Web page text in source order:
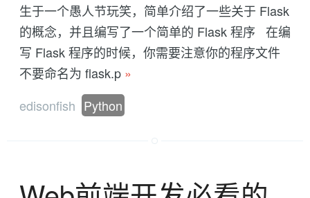
生于一个愚人节玩笑，简单介绍了一些关于 Flask
的概念，并且编写了一个简单的 Flask 程序 在编
写 Flask 程序的时候，你需要注意你的程序文件
不要命名为 flask.p »
edisonfish Python